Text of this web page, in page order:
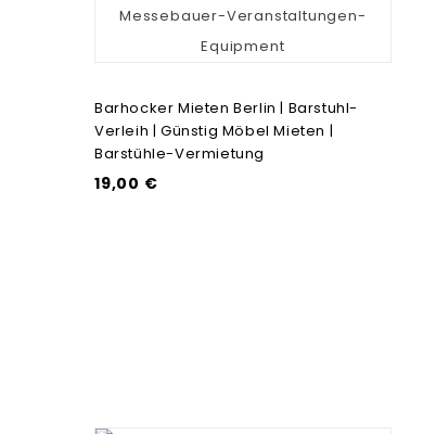
Barhocker Mieten Berlin | Barstuhl-
Verleih | Günstig Möbel Mieten |
Barstühle-Vermietung
19,00 €